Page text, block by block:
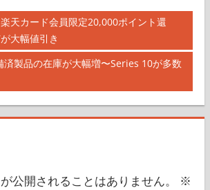
天カード会員限定20,000ポイント還
大幅値引き
製品の在庫が大幅増〜Series 10が多数
公開されることはありません。
※